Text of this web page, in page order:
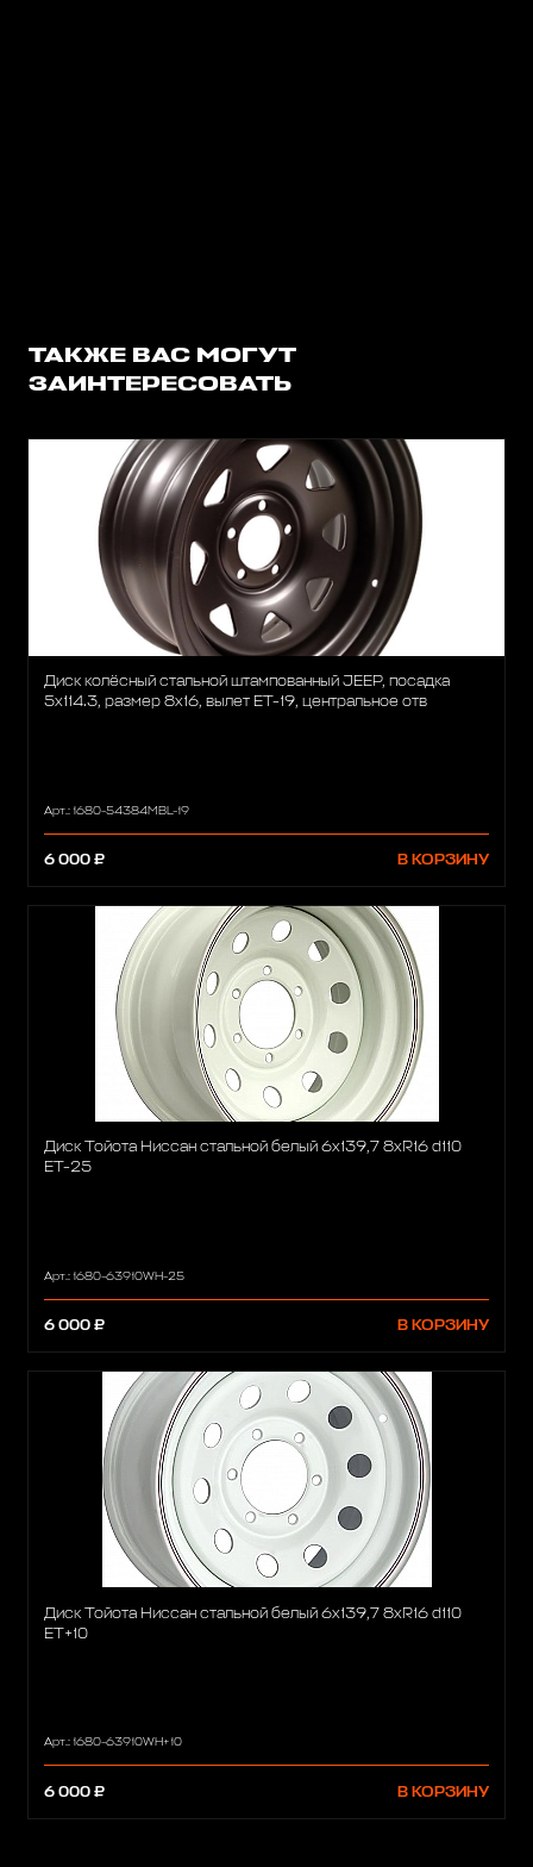
ТАКЖЕ ВАС МОГУТ
ЗАИНТЕРЕСОВАТЬ
Диск колёсный стальной штампованный JEEP, посадка
5x114.3, размер 8х16, вылет ET-19, центральное отв
Арт.: 1680-54384MBL-19
6 000 ₽ В КОРЗИНУ
Диск Тойота Ниссан стальной белый 6x139,7 8xR16 d110
ET-25
Арт.: 1680-63910WH-25
6 000 ₽ В КОРЗИНУ
Диск Тойота Ниссан стальной белый 6x139,7 8xR16 d110
ET+10
Арт.: 1680-63910WH+10
6 000 ₽ В КОРЗИНУ